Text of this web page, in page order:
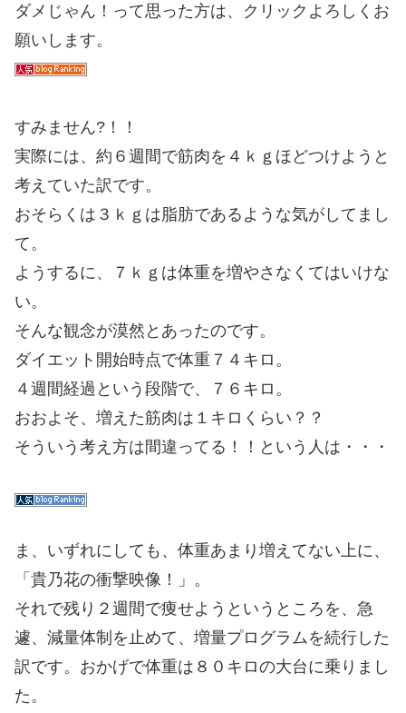
ダメじゃん！って思った方は、クリックよろしくお
願いします。
すみません?！！
実際には、約６週間で筋肉を４ｋｇほどつけようと
考えていた訳です。
おそらくは３ｋｇは脂肪であるような気がしてまし
て。
ようするに、７ｋｇは体重を増やさなくてはいけな
い。
そんな観念が漠然とあったのです。
ダイエット開始時点で体重７４キロ。
４週間経過という段階で、７６キロ。
おおよそ、増えた筋肉は１キロくらい？？
そういう考え方は間違ってる！！という人は・・・
ま、いずれにしても、体重あまり増えてない上に、
「貴乃花の衝撃映像！」。
それで残り２週間で痩せようというところを、急
遽、減量体制を止めて、増量プログラムを続行した
訳です。おかげで体重は８０キロの大台に乗りまし
た。